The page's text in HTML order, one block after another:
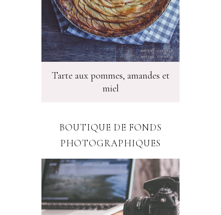
Tarte aux pommes, amandes et
miel
BOUTIQUE DE FONDS
PHOTOGRAPHIQUES